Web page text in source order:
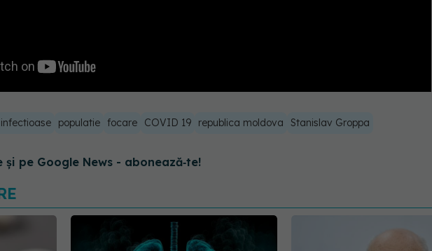
populatie focare COVID 19 republica moldova Stanislav Groppa
și pe Google News - abonează‑te!